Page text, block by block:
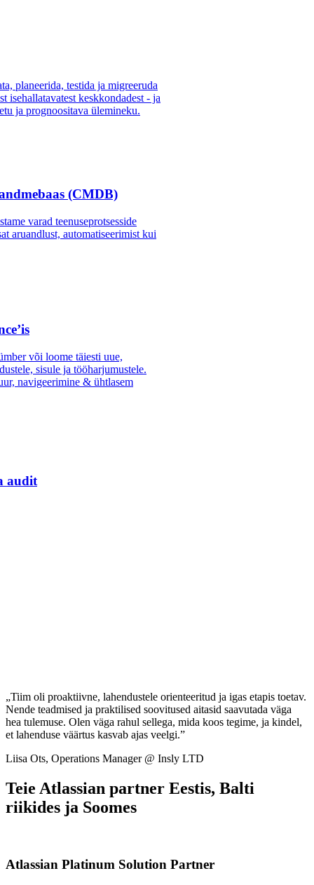
planeerida, testida ja migreeruda
isehallatavatest keskkondadest - ja
ja prognoositava ülemineku.
(CMDB)
varad teenuseprotsesside
aruandlust, automatiseerimist kui
või loome täiesti uue,
sisule ja tööharjumustele.
navigeerimine & ühtlasem
audit
„Tiim oli proaktiivne, lahendustele orienteeritud ja igas etapis toetav.
Nende teadmised ja praktilised soovitused aitasid saavutada väga
hea tulemuse. Olen väga rahul sellega, mida koos tegime, ja kindel,
et lahenduse väärtus kasvab ajas veelgi.”
Liisa Ots, Operations Manager @ Insly LTD
Teie Atlassian partner Eestis, Balti
riikides ja Soomes
Atlassian Platinum Solution Partner